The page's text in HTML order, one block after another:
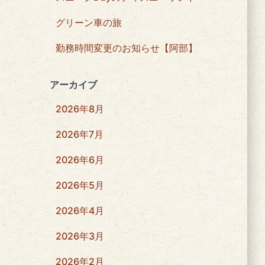
グリーン車の旅
勤務時間変更のお知らせ【阿部】
アーカイブ
2026年8月
2026年7月
2026年6月
2026年5月
2026年4月
2026年3月
2026年2月